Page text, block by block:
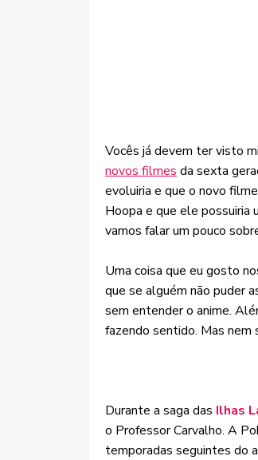
Vocês já devem ter visto
novos filmes da sexta
evoluiria e que o novo
Hoopa e que ele possuiria
vamos falar um pouco
Uma coisa que eu gosto
que se alguém não puder
sem entender o anime.
fazendo sentido. Mas nem
Durante a saga das Ilhas
o Professor Carvalho. A
temporadas seguintes do